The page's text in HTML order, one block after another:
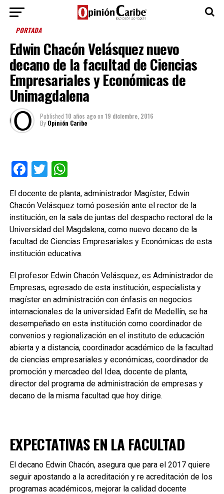
PORTADA
Edwin Chacón Velásquez nuevo
decano de la facultad de Ciencias
Empresariales y Económicas de
Unimagdalena
Published 10 años agoon 19 diciembre, 2016
By Opinión Caribe
Facebook
TwitterWhatsApp
El docente de planta, administrador Magíster, Edwin
Chacón Velásquez tomó posesión ante el rector de la
institución, en la sala de juntas del despacho rectoral de la
Universidad del Magdalena, como nuevo decano de la
facultad de Ciencias Empresariales y Económicas de esta
institución educativa.
El profesor Edwin Chacón Velásquez, es Administrador de
Empresas, egresado de esta institución, especialista y
magíster en administración con énfasis en negocios
internacionales de la universidad Eafit de Medellín, se ha
desempeñado en esta institución como coordinador de
convenios y regionalización en el instituto de educación
abierta y a distancia, coordinador académico de la facultad
de ciencias empresariales y económicas, coordinador de
promoción y mercadeo del Idea, docente de planta,
director del programa de administración de empresas y
decano de la misma facultad que hoy dirige.
EXPECTATIVAS EN LA FACULTAD
El decano Edwin Chacón, asegura que para el 2017 quiere
seguir apostando a la acreditación y re acreditación de los
programas académicos, mejorar la calidad docente